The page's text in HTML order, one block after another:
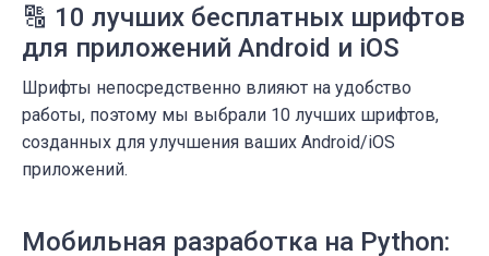
🔠 10 лучших бесплатных шрифтов
для приложений Android и iOS
Шрифты непосредственно влияют на удобство
работы, поэтому мы выбрали 10 лучших шрифтов,
созданных для улучшения ваших Android/iOS
приложений.
Мобильная разработка на Python: